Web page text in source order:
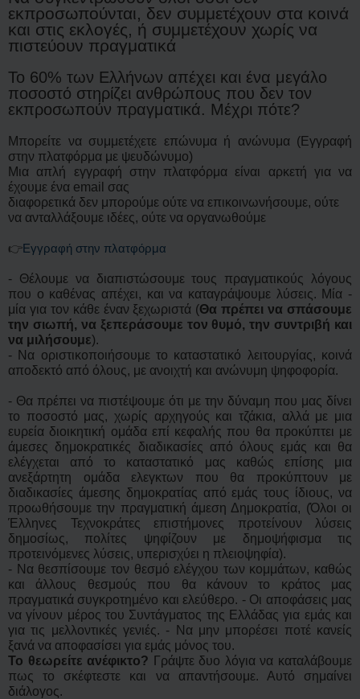
εκπροσωπούνται, δεν συμμετέχουν στα κοινά
και στις εκλογές, ή συμμετέχουν χωρίς να
πιστεύουν πραγματικά
Το 60% των Ελλήνων απέχει και ένα μεγάλο
ποσοστό στηρίζει ανθρώπους που δεν τον
εκπροσωπούν πραγματικά. Μέχρι πότε?
Μπορείτε να συμμετέχετε επώνυμα ή ανώνυμα (Εγγραφή
στην πλατφόρμα με ψευδώνυμο)
Μια απλή εγγραφή στην πλατφόρμα είναι αρκετή για να
έχουμε ένα email σας
διαφορετικά δεν μπορούμε ούτε να επικοινωνήσουμε, ούτε
να ανταλλάξουμε ιδέες, ούτε να οργανωθούμε
👉Εγγραφή στην πλατφόρμα
- Θέλουμε να διαπιστώσουμε τους πραγματικούς λόγους
που ο καθένας απέχει, και να καταγράψουμε λύσεις. Μία -
μία για τον κάθε έναν ξεχωριστά (Θα πρέπει να σπάσουμε
την σιωπή, να ξεπεράσουμε τον θυμό, την συντριβή και
να μιλήσουμε).
- Να οριστικοποιήσουμε το καταστατικό λειτουργίας, κοινά
αποδεκτό από όλους, με ανοιχτή και ανώνυμη ψηφοφορία.
- Θα πρέπει να πιστέψουμε ότι με την δύναμη που μας δίνει
το ποσοστό μας, χωρίς αρχηγούς και τζάκια, αλλά με μια
ευρεία διοικητική ομάδα επί κεφαλής που θα προκύπτει με
άμεσες δημοκρατικές διαδικασίες από όλους εμάς και θα
ελέγχεται από το καταστατικό μας καθώς επίσης μια
ανεξάρτητη ομάδα ελεγκτων που θα προκύπτουν με
διαδικασίες άμεσης δημοκρατίας από εμάς τους ίδιους, να
προωθήσουμε την πραγματική άμεση Δημοκρατία, (Όλοι οι
Έλληνες Τεχνοκράτες επιστήμονες προτείνουν λύσεις
δημοσίως, πολίτες ψηφίζουν με δημοψήφισμα τις
προτεινόμενες λύσεις, υπερισχύει η πλειοψηφία).
- Να θεσπίσουμε τον θεσμό ελέγχου των κομμάτων, καθώς
και άλλους θεσμούς που θα κάνουν το κράτος μας
πραγματικά συγκροτημένο και ελεύθερο. - Οι αποφάσεις μας
να γίνουν μέρος του Συντάγματος της Ελλάδας για εμάς και
για τις μελλοντικές γενιές. - Να μην μπορέσει ποτέ κανείς
ξανά να αποφασίσει για εμάς μόνος του.
Το θεωρείτε ανέφικτο? Γράψτε δυο λόγια να καταλάβουμε
πως το σκέφτεστε και να απαντήσουμε. Αυτό σημαίνει
διάλογος.